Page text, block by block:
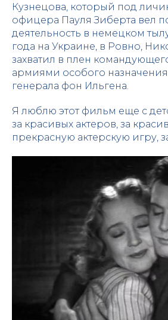
Кузнецова, который под
офицера Пауля Зиберта вел
деятельность в немецком
года на Украине, в Ровно,
захватил в плен
армиями особого назначения
генерала фон Ильгена.
Я люблю этот фильм еще с
за красивых актеров, за
прекрасную актерскую игру,